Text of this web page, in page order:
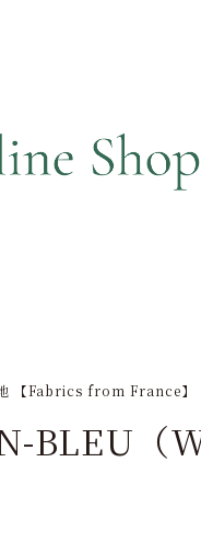
【Fabrics from France】
BLEU（